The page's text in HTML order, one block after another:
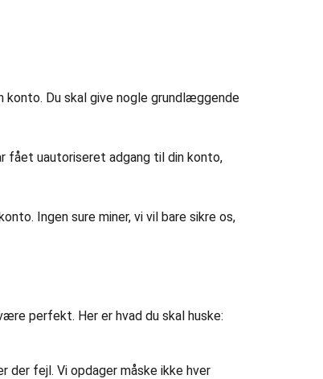
konto. Du skal give nogle grundlæggende
fået uautoriseret adgang til din konto,
Ingen sure miner, vi vil bare sikre os,
perfekt. Her er hvad du skal huske:
der fejl. Vi opdager måske ikke hver